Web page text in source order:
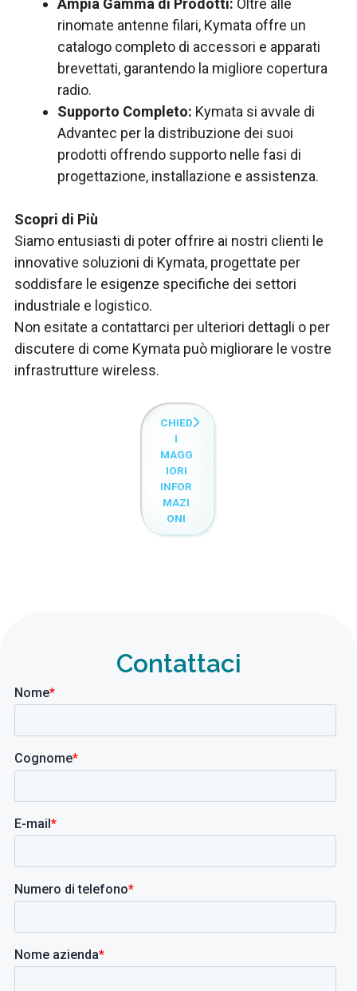
Ampia Gamma di Prodotti: Oltre alle
rinomate antenne filari, Kymata offre un
catalogo completo di accessori e apparati
brevettati, garantendo la migliore copertura
radio.
Supporto Completo: Kymata si avvale di
Advantec per la distribuzione dei suoi
prodotti offrendo supporto nelle fasi di
progettazione, installazione e assistenza.
Scopri di Più
Siamo entusiasti di poter offrire ai nostri clienti le
innovative soluzioni di Kymata, progettate per
soddisfare le esigenze specifiche dei settori
industriale e logistico.
Non esitate a contattarci per ulteriori dettagli o per
discutere di come Kymata può migliorare le vostre
infrastrutture wireless.
CHIED
I
MAGG
IORI
INFOR
MAZI
ONI
Contattaci